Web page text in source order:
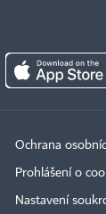
Ochrana
Prohlášení o
Nastavení